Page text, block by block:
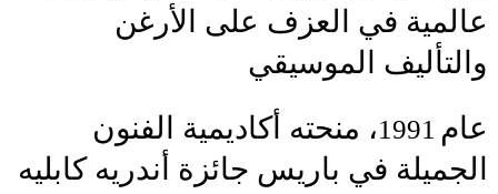
عالمية في العزف على الأرغن
والتأليف الموسيقي
عام 1991، منحته أكاديمية الفنون
الجميلة في باريس جائزة أندريه كابليه